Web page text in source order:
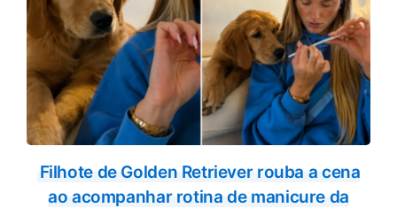
Filhote de Golden Retriever rouba a cena
ao acompanhar rotina de manicure da